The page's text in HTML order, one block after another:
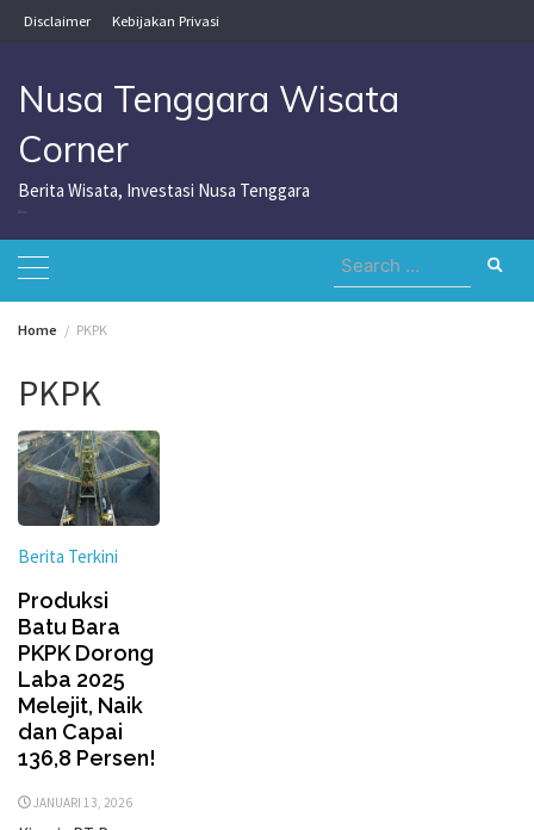
Skip
to
Disclaimer Kebijakan Privasi
Nusa Tenggara Wisata
Corner
Berita Wisata, Investasi Nusa Tenggara
Search
for:
Home PKPK
PKPK
Berita Terkini
Produksi
Batu Bara
PKPK Dorong
Laba 2025
Melejit, Naik
dan Capai
136,8 Persen!
JANUARI 13, 2026